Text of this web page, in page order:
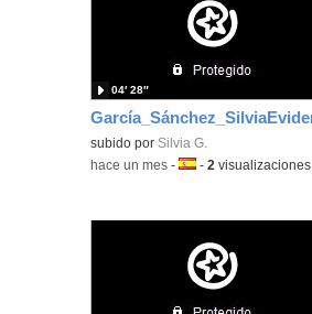
subido por Silvia G.
04′ 28″
-hace un mes -Idioma:
-2 visualizaciones